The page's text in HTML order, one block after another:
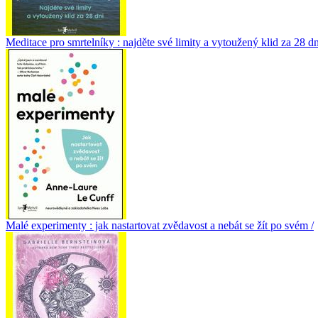
Meditace pro smrtelníky : najděte své limity a vytoužený klid za 28
Malé experimenty : jak nastartovat zvědavost a nebát se žít po svém /